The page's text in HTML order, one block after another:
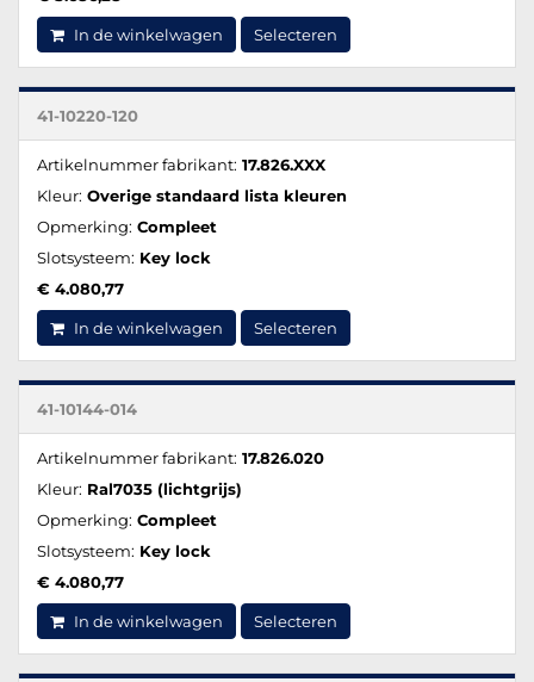
In de winkelwagen Selecteren
41-10220-120
Artikelnummer fabrikant: 17.826.XXX
Kleur: Overige standaard lista kleuren
Opmerking: Compleet
Slotsysteem: Key lock
€ 4.080,77
In de winkelwagen Selecteren
41-10144-014
Artikelnummer fabrikant: 17.826.020
Kleur: Ral7035 (lichtgrijs)
Opmerking: Compleet
Slotsysteem: Key lock
€ 4.080,77
In de winkelwagen Selecteren